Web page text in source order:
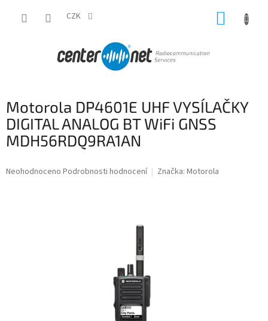
CZK
Motorola DP4601E UHF VYSÍLAČKY
DIGITAL ANALOG BT WiFi GNSS
MDH56RDQ9RA1AN
Průměrné
Neohodnoceno Podrobnosti hodnocení Značka: Motorola